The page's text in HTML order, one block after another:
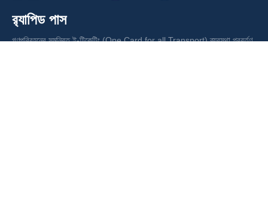
র‍্যাপিড পাস
গণপরিবহনের সমন্বিত ই-টিকেটিং (One Card for all Transport) ব্যবস্থা প্রবর্তণ